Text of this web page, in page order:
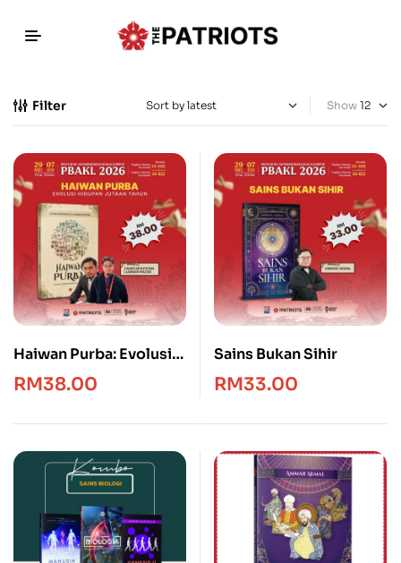
Filter Show
Haiwan Purba: Evolusi
Hidupan Jutaan Tahun
RM38.00
Sains Bukan Sihir
RM33.00